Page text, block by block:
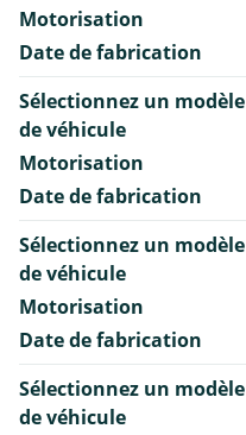
Motorisation
Date de fabrication
Sélectionnez un modèle
de véhicule
Motorisation
Date de fabrication
Sélectionnez un modèle
de véhicule
Motorisation
Date de fabrication
Sélectionnez un modèle
de véhicule